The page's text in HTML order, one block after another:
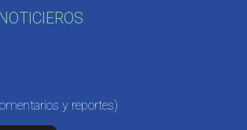
y reportes)